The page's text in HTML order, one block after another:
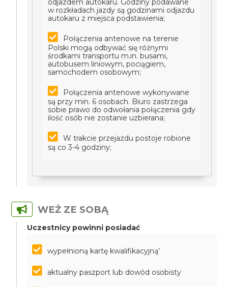
odjazdem autokaru. Godziny podawane
w rozkładach jazdy są godzinami odjazdu
autokaru z miejsca podstawienia;
Połączenia antenowe na terenie
Polski mogą odbywać się różnymi
środkami transportu m.in. busami,
autobusem liniowym, pociągiem,
samochodem osobowym;
Połączenia antenowe wykonywane
są przy min. 6 osobach. Biuro zastrzega
sobie prawo do odwołania połączenia gdy
ilość osób nie zostanie uzbierana;
W trakcie przejazdu postoje robione
są co 3-4 godziny;
WEŻ ZE SOBĄ
Uczestnicy powinni posiadać
wypełnioną kartę kwalifikacyjną'
aktualny paszport lub dowód osobisty